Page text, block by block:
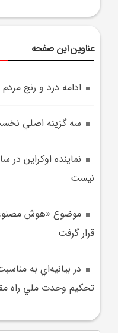
عناوین این صفحه
ادامه درد و رنج
سه گزينه اصلي
نماينده اوکراين در
نيست
قرار گرفت
در بيانيه‌اي به
تحکيم وحدت ملي راه